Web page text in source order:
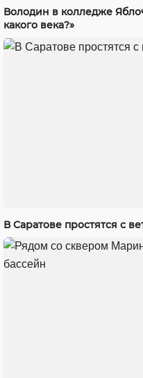
Володин в колледже
какого века?»
В Саратове простятся с